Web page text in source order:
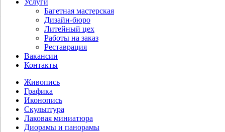
Услуги
Багетная мастерская
Дизайн-бюро
Литейный цех
Работы на заказ
Реставрация
Вакансии
Контакты
Живопись
Графика
Иконопись
Скульптура
Лаковая миниатюра
Диорамы и панорамы